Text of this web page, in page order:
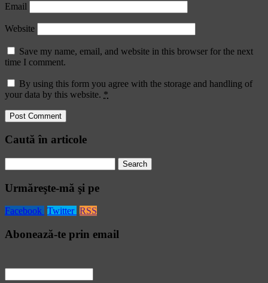
Email
Website
Save my name, email, and website in this browser for the next
time I comment.
By using this form you agree with the storage and handling of
your data by this website. *
Caută în articole
for:
Urmăreşte-mă şi pe
Facebook Twitter RSS
Abonează-te prin email